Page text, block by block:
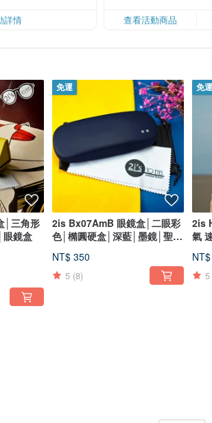
詳情 查看活動商品
│三角形
眼鏡盒
免運
2is Bx07AmB 眼鏡盒│二眼彩
色│橢圓硬盒│深藍│墨鏡│聖誕
NT$ 350
5 (8)
免
2is
氣
5